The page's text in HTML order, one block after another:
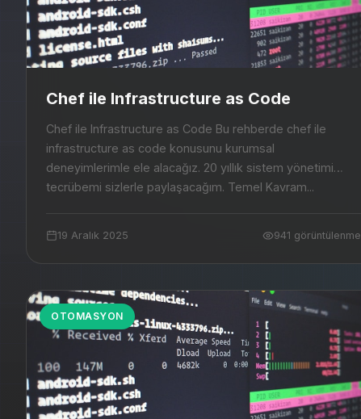
Chef ile Infrastructure as Code
Chef ile Infrastructure as Code Bu rehberde chef ile
infrastructure as code konusunu kurumsal
deneyimlerimle ele alacağız. 20 yıllık sistem yönetimi
tecrübemi sizlerle paylaşacağım. Temel Kavram...
19 Aralık 2025 941 görüntülenme
OTOMASYON